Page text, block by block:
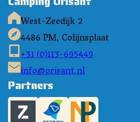
West-Zeedijk 2
4486 PM, Colijnsplaat
+31 (0)113-695449
info@orisant.nl
Partners